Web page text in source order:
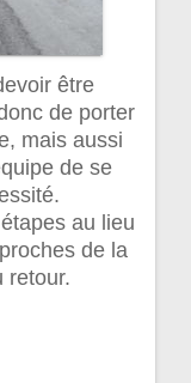
être
de porter
mais aussi
de se
au lieu
de la
retour.